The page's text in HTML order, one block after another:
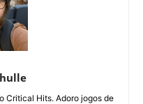
Critical Hits. Adoro jogos de